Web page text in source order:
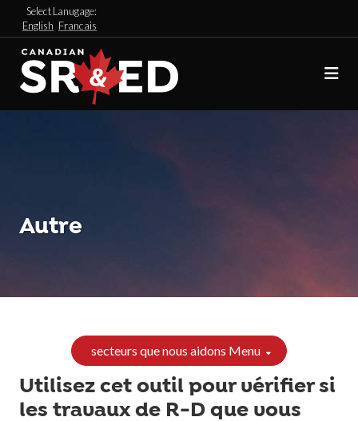
Select Lanugage:
English Francais
Autre
secteurs que nous aidons Menu
Utilisez cet outil pour vérifier si
les travaux de R-D que vous